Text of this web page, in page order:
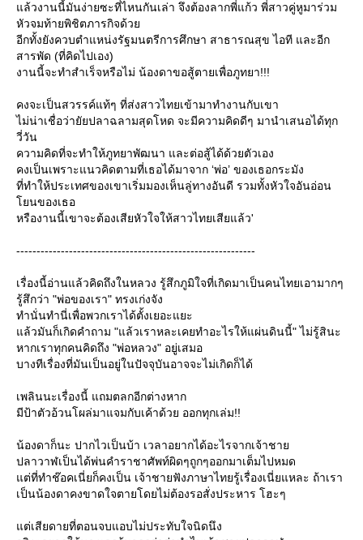
ล้วงานนี้มันง่ายซะที่ไหนกันเล่า จึงต้องลากพี่แก้ว พี่สาวคู่หูมาร่วม
หัวจมท้ายพิชิตภารกิจด้ว
อีกทั้งยังควบตำแหน่งรัฐมนตรีการศึกษา สาธารณสุข ไอที และอีก
สารพัด (ที่คิดไปเอง)
งานนี้จะทำสำเร็จหรือไม่ น้องดาขอสู้ตายเพื่อภูทยา!!!
คงจะเป็นสวรรค์แท้ๆ ที่ส่งสาวไทยเข้ามาทำงานกับเขา
ไม่น่าเชื่อว่ายัยปลาฉลามสุดโหด จะมีความคิดดีๆ มานำเสนอได้ทุก
วี่วัน
ความคิดที่จะทำให้ภูทยาพัฒนา และต่อสู้ได้ด้วยตัวเอง
คงเป็นเพราะแนวคิดตามที่เธอได้มาจาก ‘พ่อ’ ของเธอกระมัง
ที่ทำให้ประเทศของเขาเริ่มมองเห็นลู่ทางอันดี รวมทั้งหัวใจอันอ่อน
นของเธอ
หรืองานนี้เขาจะต้องเสียหัวใจให้สาวไทยเสียแล้ว'
-----------------------------------------------------------
เรื่องนี้อ่านแล้วคิดถึงในหลวง รู้สึกภูมิใจที่เกิดมาเป็นคนไทยเอามากๆ
รู้สึกว่า "พ่อของเรา" ทรงเก่งจัง
ทำนั่นทำนี่เพื่อพวกเราได้ตั้งเยอะแยะ
ล้วมันก็เกิดคำถาม "แล้วเราหละเคยทำอะไรให้แผ่นดินนี้" ไม่รู้สินะ
หากเราทุกคนคิดถึง "พ่อหลวง" อยู่เสมอ
บางทีเรื่องที่มันเป็นอยู่ในปัจจุบันอาจจะไม่เกิดก็ได้
เพลินนะเรื่องนี้ แถมตลกอีกต่างหาก
มีป้าตัวอ้วนโผล่มาแจมกับเค้าด้วย ออกทุกเล่ม!!
น้องดาก็นะ ปากไวเป็นบ้า เวลาอยากได้อะไรจากเจ้าชา
ปลาวาฬเป็นได้พ่นคำราชาศัพท์ผิดๆถูกๆออกมาเต็มไปหมด
ต่ที่ทำช๊อคเนี่ยก็คงเป็น เจ้าชายฟังภาษาไทยรู้เรื่องเนี่ยแหละ ถ้าเรา
เป็นน้องดาคงขาดใจตายโดยไม่ต้องรอสั่งประหาร โฮะๆ
ต่เสียดายที่ตอนจบแอบไม่ประทับใจนิดนึง